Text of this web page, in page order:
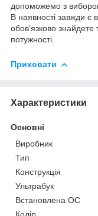
допоможемо з
В наявності завжди є
обов’язково знайдете
потужності.
Приховати
Характеристики
Основні
Виробник
Тип
Конструкція
Ультрабук
Встановлена ОС
Колір